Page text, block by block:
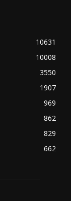
10631
10008
3550
1907
969
862
829
662